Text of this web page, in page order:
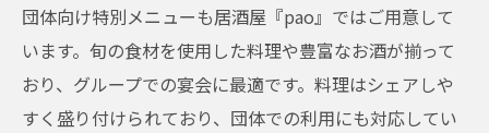
団体向け特別メニューも居酒屋『pao』ではご用意して
います。旬の食材を使用した料理や豊富なお酒が揃って
おり、グループでの宴会に最適です。料理はシェアしや
すく盛り付けられており、団体での利用にも対応してい